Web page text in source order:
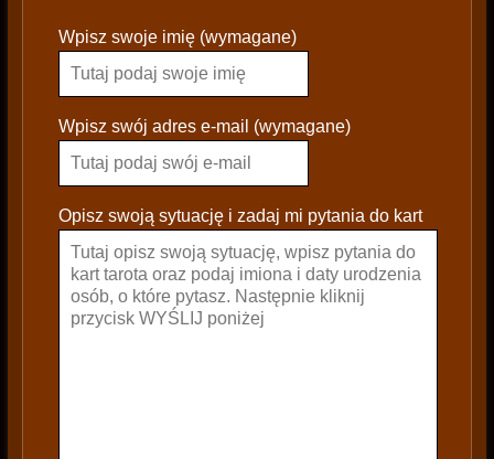
l
a
s
e
a
Wpisz swoje imię (wymagane)
Wpisz swój adres e-mail (wymagane)
Opisz swoją sytuację i zadaj mi pytania do kart